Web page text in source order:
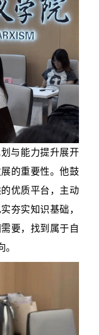
与能力提升展开
的重要性。他鼓
优质平台，主动
夯实知识基础，
要，找到属于自